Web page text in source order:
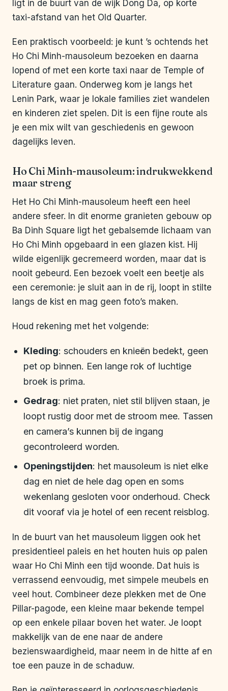
ligt in de buurt van de wijk Dong Da, op korte
taxi-afstand van het Old Quarter.
Een praktisch voorbeeld: je kunt ’s ochtends het
Ho Chi Minh-mausoleum bezoeken en daarna
lopend of met een korte taxi naar de Temple of
Literature gaan. Onderweg kom je langs het
Lenin Park, waar je lokale families ziet wandelen
en kinderen ziet spelen. Dit is een fijne route als
je een mix wilt van geschiedenis en gewoon
dagelijks leven.
Ho Chi Minh-mausoleum: indrukwekkend
maar streng
Het Ho Chi Minh-mausoleum heeft een heel
andere sfeer. In dit enorme granieten gebouw op
Ba Dinh Square ligt het gebalsemde lichaam van
Ho Chi Minh opgebaard in een glazen kist. Hij
wilde eigenlijk gecremeerd worden, maar dat is
nooit gebeurd. Een bezoek voelt een beetje als
een ceremonie: je sluit aan in de rij, loopt in stilte
langs de kist en mag geen foto’s maken.
Houd rekening met het volgende:
Kleding: schouders en knieën bedekt, geen
pet op binnen. Een lange rok of luchtige
broek is prima.
Gedrag: niet praten, niet stil blijven staan, je
loopt rustig door met de stroom mee. Tassen
en camera’s kunnen bij de ingang
gecontroleerd worden.
Openingstijden: het mausoleum is niet elke
dag en niet de hele dag open en soms
wekenlang gesloten voor onderhoud. Check
dit vooraf via je hotel of een recent reisblog.
In de buurt van het mausoleum liggen ook het
presidentieel paleis en het houten huis op palen
waar Ho Chi Minh een tijd woonde. Dat huis is
verrassend eenvoudig, met simpele meubels en
veel hout. Combineer deze plekken met de One
Pillar-pagode, een kleine maar bekende tempel
op een enkele pilaar boven het water. Je loopt
makkelijk van de ene naar de andere
bezienswaardigheid, maar neem in de hitte af en
toe een pauze in de schaduw.